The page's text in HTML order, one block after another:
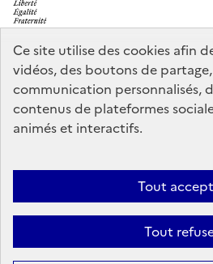
Ce site utilise des cookies afin
vidéos, des boutons de
communication personnalisés,
contenus de plateformes
animés et interactifs.
Tout
Tout
legifrance.gouv.fr
info.gouv.fr
service-public.gouv.fr
Mentions légales
conforme
Politique d’utilisation des